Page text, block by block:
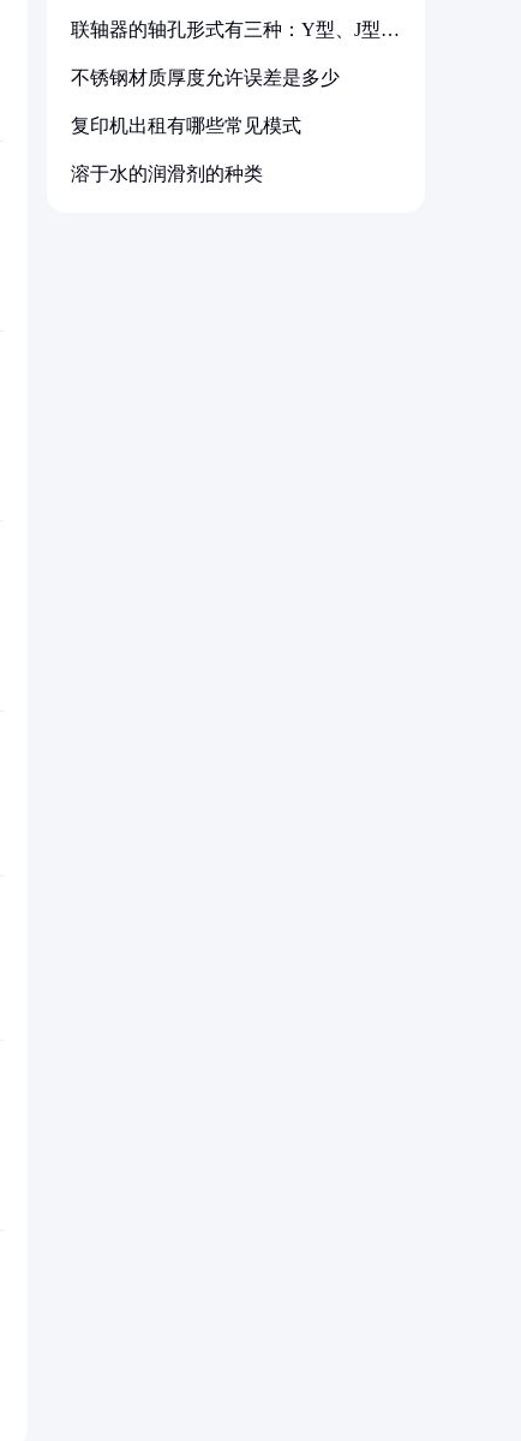
联轴器的轴孔形式有三种：Y型、J型、
不锈钢材质厚度允许误差是多少
复印机出租有哪些常见模式
溶于水的润滑剂的种类